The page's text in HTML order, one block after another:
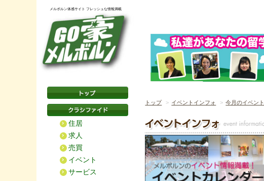
メルボルン体感サイト フレッシュな情報満載
住居
求人
売買
イベント
サービス
トップ イベントインフォ 今月のイベント